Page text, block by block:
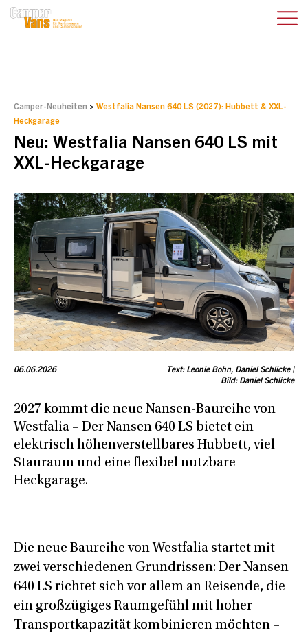
Camper-Neuheiten > Westfalia Nansen 640 LS (2027): Hubbett & XXL-
Heckgarage
Neu: Westfalia Nansen 640 LS mit
XXL-Heckgarage
06.06.2026
Text: Leonie Bohn, Daniel Schlicke |
Bild: Daniel Schlicke
2027 kommt die neue Nansen-Baureihe von
Westfalia – Der Nansen 640 LS bietet ein
elektrisch höhenverstellbares Hubbett, viel
Stauraum und eine flexibel nutzbare
Heckgarage.
Die neue Baureihe von Westfalia startet mit
zwei verschiedenen Grundrissen: Der Nansen
640 LS richtet sich vor allem an Reisende, die
ein großzügiges Raumgefühl mit hoher
Transportkapazität kombinieren möchten –